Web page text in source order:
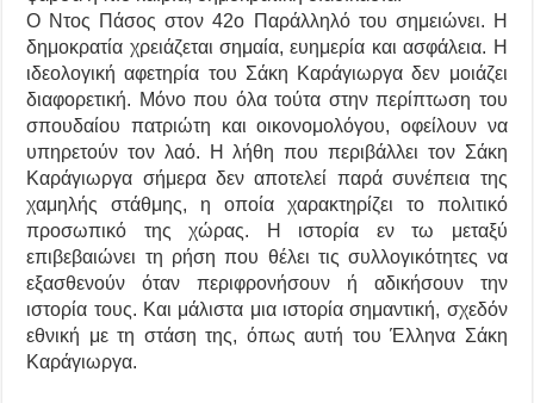
Ο Ντος Πάσος στον 42ο Παράλληλό του σημειώνει. Η
δημοκρατία χρειάζεται σημαία, ευημερία και ασφάλεια. Η
ιδεολογική αφετηρία του Σάκη Καράγιωργα δεν μοιάζει
διαφορετική. Μόνο που όλα τούτα στην περίπτωση του
σπουδαίου πατριώτη και οικονομολόγου, οφείλουν να
υπηρετούν τον λαό. Η λήθη που περιβάλλει τον Σάκη
Καράγιωργα σήμερα δεν αποτελεί παρά συνέπεια της
χαμηλής στάθμης, η οποία χαρακτηρίζει το πολιτικό
προσωπικό της χώρας. Η ιστορία εν τω μεταξύ
επιβεβαιώνει τη ρήση που θέλει τις συλλογικότητες να
εξασθενούν όταν περιφρονήσουν ή αδικήσουν την
ιστορία τους. Και μάλιστα μια ιστορία σημαντική, σχεδόν
εθνική με τη στάση της, όπως αυτή του Έλληνα Σάκη
Καράγιωργα.